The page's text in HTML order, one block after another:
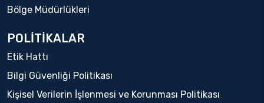
Bölge Müdürlükleri
POLİTİKALAR
Etik Hattı
Bilgi Güvenliği Politikası
Kişisel Verilerin İşlenmesi ve Korunması Politikası